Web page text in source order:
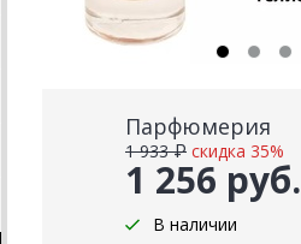
Парфюмерия
1 256 руб.
1 933 ₽ скидка 35%
В наличии